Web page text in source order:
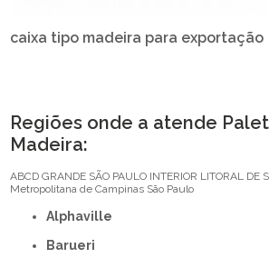
caixa tipo madeira para exportação
Regiões onde a atende
Madeira:
ABCD GRANDE SÃO PAULO INTERIOR LITORAL DE
Metropolitana de Campinas São Paulo
Alphaville
Barueri